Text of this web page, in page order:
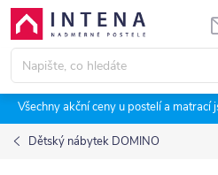
Přejít
obsah
Všechny akční ceny u postelí a
Dětský nábytek DOMINO